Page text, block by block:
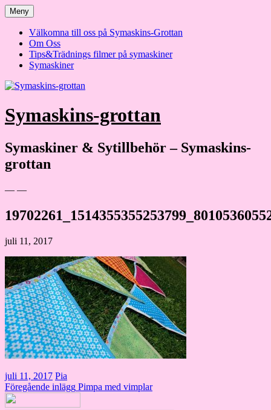
Hoppa
till
innehåll
Meny
Välkomna till oss på Symaskins-Grottan
Om Oss
Tips&Trädnings filmer på symaskiner
Symaskiner
Symaskins-grottan
Symaskiner & Sytillbehör – Symaskins-
grottan
— —
juli 11, 2017
juli 11, 2017 Pia
Inläggsnavigering
Föregående inlägg Pimpa med vimplar